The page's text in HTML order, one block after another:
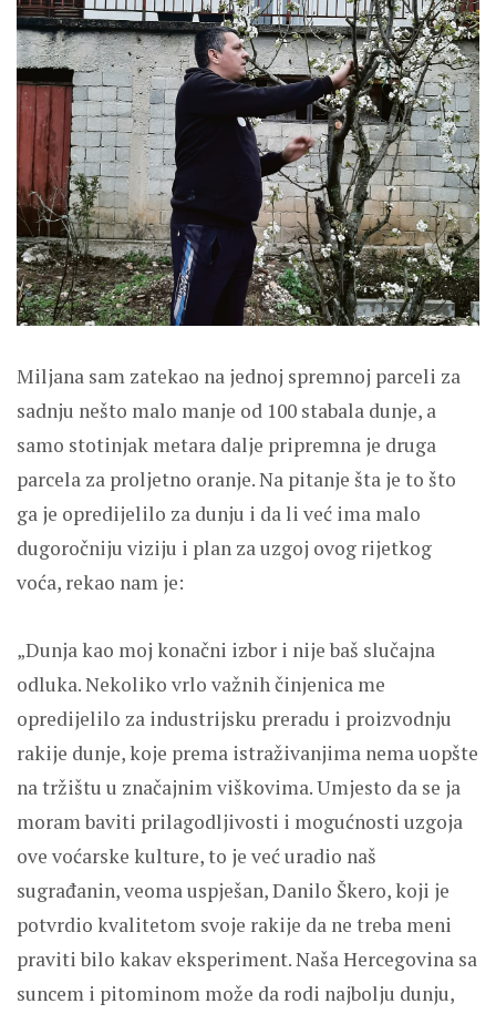
Miljana sam zatekao na jednoj spremnoj parceli za
sadnju nešto malo manje od 100 stabala dunje, a
samo stotinjak metara dalje pripremna je druga
parcela za proljetno oranje. Na pitanje šta je to što
ga je opredijelilo za dunju i da li već ima malo
dugoročniju viziju i plan za uzgoj ovog rijetkog
voća, rekao nam je:
„Dunja kao moj konačni izbor i nije baš slučajna
odluka. Nekoliko vrlo važnih činjenica me
opredijelilo za industrijsku preradu i proizvodnju
rakije dunje, koje prema istraživanjima nema uopšte
na tržištu u značajnim viškovima. Umjesto da se ja
moram baviti prilagodljivosti i mogućnosti uzgoja
ove voćarske kulture, to je već uradio naš
sugrađanin, veoma uspješan, Danilo Škero, koji je
potvrdio kvalitetom svoje rakije da ne treba meni
praviti bilo kakav eksperiment. Naša Hercegovina sa
suncem i pitominom može da rodi najbolju dunju,